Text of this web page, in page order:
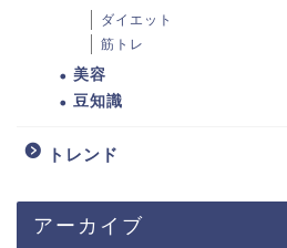
ダイエット
筋トレ
美容
豆知識
トレンド
アーカイブ